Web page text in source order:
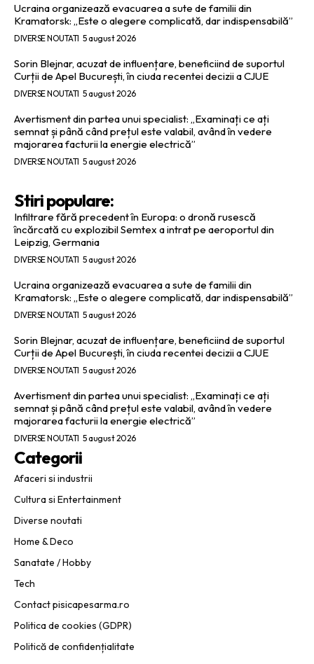
Ucraina organizează evacuarea a sute de familii din
Kramatorsk: „Este o alegere complicată, dar indispensabilă”
DIVERSE NOUTATI 5 august 2026
Sorin Blejnar, acuzat de influențare, beneficiind de suportul
Curții de Apel București, în ciuda recentei decizii a CJUE
DIVERSE NOUTATI 5 august 2026
Avertisment din partea unui specialist: „Examinați ce ați
semnat și până când prețul este valabil, având în vedere
majorarea facturii la energie electrică”
DIVERSE NOUTATI 5 august 2026
Stiri populare:
Infiltrare fără precedent în Europa: o dronă rusescă
încărcată cu explozibil Semtex a intrat pe aeroportul din
Leipzig, Germania
DIVERSE NOUTATI 5 august 2026
Ucraina organizează evacuarea a sute de familii din
Kramatorsk: „Este o alegere complicată, dar indispensabilă”
DIVERSE NOUTATI 5 august 2026
Sorin Blejnar, acuzat de influențare, beneficiind de suportul
Curții de Apel București, în ciuda recentei decizii a CJUE
DIVERSE NOUTATI 5 august 2026
Avertisment din partea unui specialist: „Examinați ce ați
semnat și până când prețul este valabil, având în vedere
majorarea facturii la energie electrică”
DIVERSE NOUTATI 5 august 2026
Categorii
Afaceri si industrii
Cultura si Entertainment
Diverse noutati
Home & Deco
Sanatate / Hobby
Tech
Contact pisicapesarma.ro
Politica de cookies (GDPR)
Politică de confidențialitate